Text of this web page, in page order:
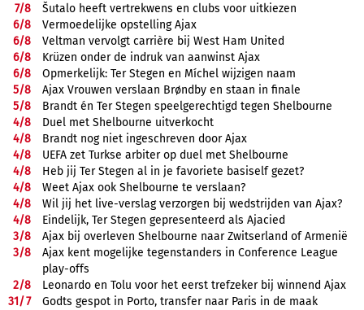
7/8
Šutalo heeft vertrekwens en clubs voor uitkiezen
6/8
Vermoedelijke opstelling Ajax
6/8
Veltman vervolgt carrière bij West Ham United
6/8
Krüzen onder de indruk van aanwinst Ajax
6/8
Opmerkelijk: Ter Stegen en Míchel wijzigen naam
5/8
Ajax Vrouwen verslaan Brøndby en staan in finale
5/8
Brandt én Ter Stegen speelgerechtigd tegen Shelbourne
4/8
Duel met Shelbourne uitverkocht
4/8
Brandt nog niet ingeschreven door Ajax
4/8
UEFA zet Turkse arbiter op duel met Shelbourne
4/8
Heb jij Ter Stegen al in je favoriete basiself gezet?
4/8
Weet Ajax ook Shelbourne te verslaan?
4/8
Wil jij het live-verslag verzorgen bij wedstrijden van Ajax?
4/8
Eindelijk, Ter Stegen gepresenteerd als Ajacied
3/8
Ajax bij overleven Shelbourne naar Zwitserland of Armenië
3/8
Ajax kent mogelijke tegenstanders in Conference League
play-offs
2/8
Leonardo en Tolu voor het eerst trefzeker bij winnend Ajax
31/7
Godts gespot in Porto, transfer naar Paris in de maak